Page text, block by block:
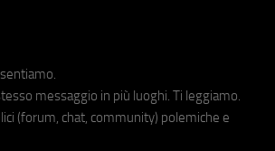
sentiamo.
messaggio in più luoghi. Ti leggiamo.
(forum, chat, community) polemiche e